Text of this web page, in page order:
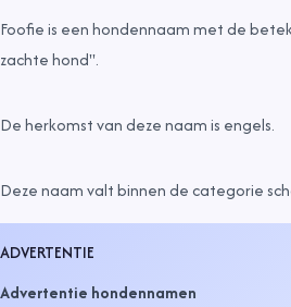
Foofie is een hondennaam met de
zachte hond".
De herkomst van deze naam is engels.
Deze naam valt binnen de categorie
ADVERTENTIE
Advertentie hondennamen